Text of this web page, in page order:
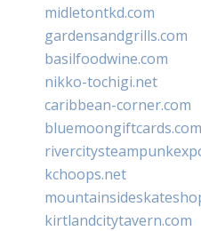
midletontkd.com
gardensandgrills.com
basilfoodwine.com
nikko-tochigi.net
caribbean-corner.com
bluemoongiftcards.com
kchoops.net
kirtlandcitytavern.com